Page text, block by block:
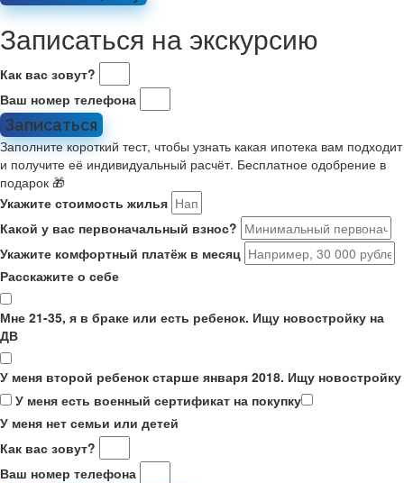
Записаться на экскурсию
Как вас зовут?
Ваш номер телефона
Записаться
Заполните короткий тест, чтобы узнать какая ипотека вам подходит
и получите её индивидуальный расчёт. Бесплатное одобрение в
подарок 🎁
Укажите стоимость жилья
Какой у вас первоначальный взнос?
Укажите комфортный платёж в месяц
Расскажите о себе
Мне 21-35, я в браке или есть ребенок. Ищу новостройку на
ДВ
У меня второй ребенок старше января 2018. Ищу новостройку
У меня есть военный сертификат на покупку
У меня нет семьи или детей
Как вас зовут?
Ваш номер телефона